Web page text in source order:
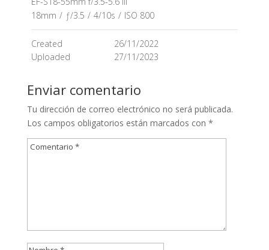
18mm / ƒ/3.5 / 4/10s / ISO 800
Created
26/11/2022
Uploaded
27/11/2023
Enviar comentario
Tu dirección de correo electrónico no será publicada.
Los campos obligatorios están marcados con *